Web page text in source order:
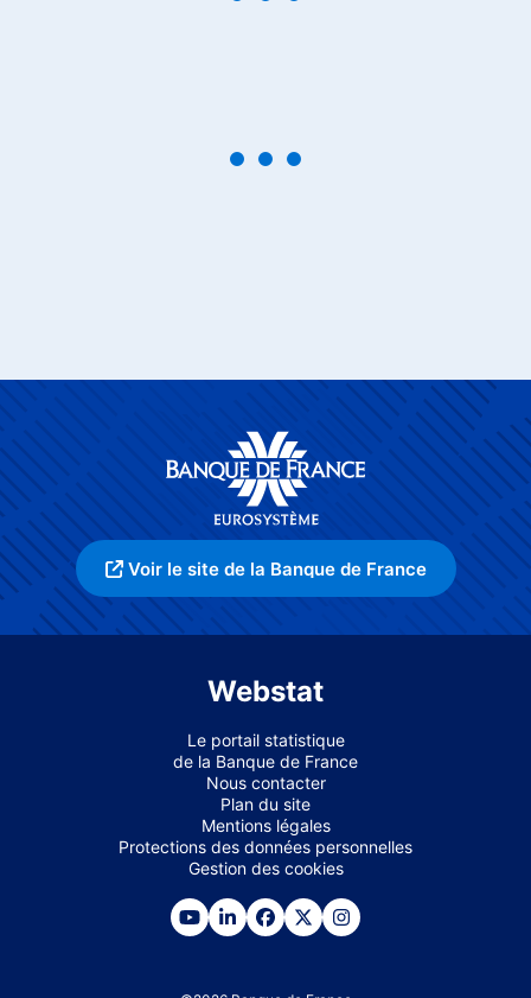
Voir le site de la Banque de France
Webstat
Le portail statistique
de la Banque de France
Nous contacter
Plan du site
Mentions légales
Protections des données personnelles
Gestion des cookies